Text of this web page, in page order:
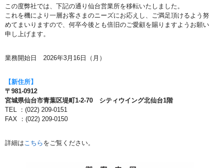
展示会・セミナー情報
Global Home
この度弊社では、下記の通り仙台営業所を移転いたしました。
これを機により一層お客さまのニーズにお応えし、ご満足頂けるよう努
めてまいりますので、何卒今後とも倍旧のご愛顧を賜りますようお願い
申し上げます。
業務開始日 2026年3月16日（月）
【新住所】
〒981-0912
宮城県仙台市青葉区堤町1-2-70 シティウイング北仙台1階
TEL ：(022) 209-0151
FAX ：(022) 209-0150
詳細はこちら をご覧ください。